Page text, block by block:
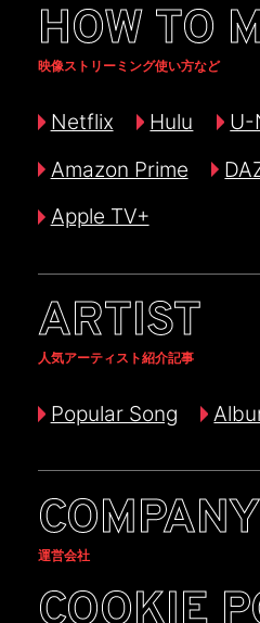
HOW TO
映像ストリーミング使い方など
Netflix Hulu
U-
Amazon Prime
Apple TV+
ARTIST
人気アーティスト紹介記事
Popular Song
COMPANY
運営会社